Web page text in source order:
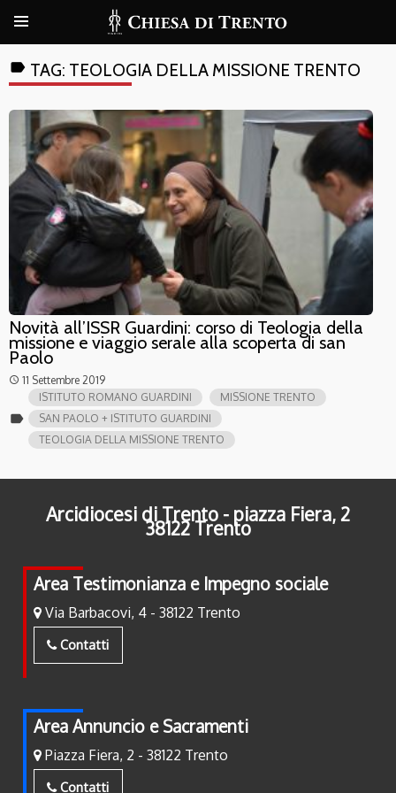
label TAG: TEOLOGIA DELLA MISSIONE TRENTO
Novità all’ISSR Guardini: corso di Teologia della
missione e viaggio serale alla scoperta di san
Paolo
access_time 11 Settembre 2019
label
ISTITUTO ROMANO GUARDINI
MISSIONE TRENTO
SAN PAOLO + ISTITUTO GUARDINI
TEOLOGIA DELLA MISSIONE TRENTO
Arcidiocesi di Trento - piazza Fiera, 2
38122 Trento
Area Testimonianza e Impegno sociale
Via Barbacovi, 4 - 38122 Trento
Contatti
Area Annuncio e Sacramenti
Piazza Fiera, 2 - 38122 Trento
Contatti